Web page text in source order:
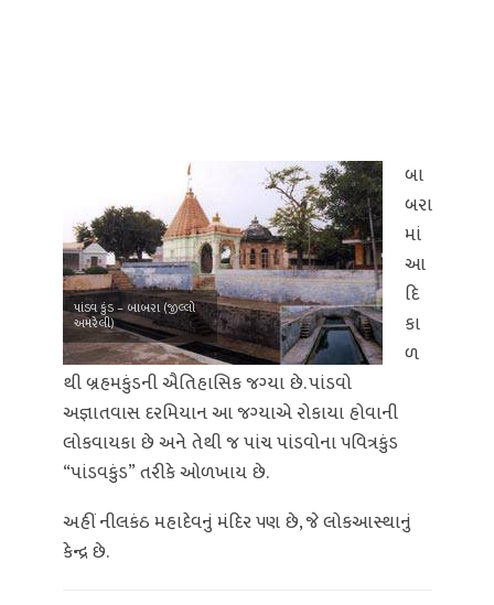
પાંડવ કુંડ – બાબરા (જીલ્લો
અમરેલી)
બા
બરા
માં
આ
દિ
કા
ળ
થી બ્રહમકુંડની ઐતિહાસિક જગ્‍યા છે. પાંડવો
અજ્ઞાતવાસ દરમિયાન આ જગ્‍યાએ રોકાયા હોવાની
લોકવાયકા છે અને તેથી જ પાંચ પાંડવોના ૫વિત્રકુંડ
“પાંડવકુંડ” તરીકે ઓળખાય છે.
અહીં નીલકંઠ મહાદેવનું મંદિર ૫ણ છે, જે લોકઆસ્‍થાનું
કેન્‍દ્ર છે.